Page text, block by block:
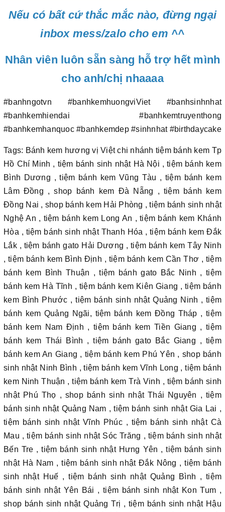
Nếu có bất cứ thắc mắc nào, đừng ngại
inbox mess/zalo cho em ^^
Nhân viên luôn sẵn sàng hỗ trợ hết mình
cho anh/chị nhaaaa
#banhngotvn #banhkemhuongviViet #banhsinhnhat
#banhkemhiendai #banhkemtruyenthong
#banhkemhanquoc #banhkemdep #sinhnhat #birthdaycake
Tags: Bánh kem hương vị Việt chi nhánh tiệm bánh kem Tp
Hồ Chí Minh , tiệm bánh sinh nhật Hà Nội , tiệm bánh kem
Bình Dương , tiệm bánh kem Vũng Tàu , tiệm bánh kem
Lâm Đồng , shop bánh kem Đà Nẵng , tiệm bánh kem
Đồng Nai , shop bánh kem Hải Phòng , tiệm bánh sinh nhật
Nghệ An , tiệm bánh kem Long An , tiệm bánh kem Khánh
Hòa , tiệm bánh sinh nhật Thanh Hóa , tiệm bánh kem Đắk
Lắk , tiệm bánh gato Hải Dương , tiệm bánh kem Tây Ninh
, tiệm bánh kem Bình Định , tiệm bánh kem Cần Thơ , tiệm
bánh kem Bình Thuận , tiệm bánh gato Bắc Ninh , tiệm
bánh kem Hà Tĩnh , tiệm bánh kem Kiên Giang , tiệm bánh
kem Bình Phước , tiệm bánh sinh nhật Quảng Ninh , tiệm
bánh kem Quảng Ngãi, tiệm bánh kem Đồng Tháp , tiệm
bánh kem Nam Định , tiệm bánh kem Tiền Giang , tiệm
bánh kem Thái Bình , tiệm bánh gato Bắc Giang , tiệm
bánh kem An Giang , tiệm bánh kem Phú Yên , shop bánh
sinh nhật Ninh Bình , tiệm bánh kem Vĩnh Long , tiệm bánh
kem Ninh Thuận , tiệm bánh kem Trà Vinh , tiệm bánh sinh
nhật Phú Thọ , shop bánh sinh nhật Thái Nguyên , tiệm
bánh sinh nhật Quảng Nam , tiệm bánh sinh nhật Gia Lai ,
tiệm bánh sinh nhật Vĩnh Phúc , tiệm bánh sinh nhật Cà
Mau , tiệm bánh sinh nhật Sóc Trăng , tiệm bánh sinh nhật
Bến Tre , tiệm bánh sinh nhật Hưng Yên , tiệm bánh sinh
nhật Hà Nam , tiệm bánh sinh nhật Đắk Nông , tiệm bánh
sinh nhật Huế , tiệm bánh sinh nhật Quảng Bình , tiệm
bánh sinh nhật Yên Bái , tiệm bánh sinh nhật Kon Tum ,
shop bánh sinh nhật Quảng Trị , tiệm bánh sinh nhật Hậu